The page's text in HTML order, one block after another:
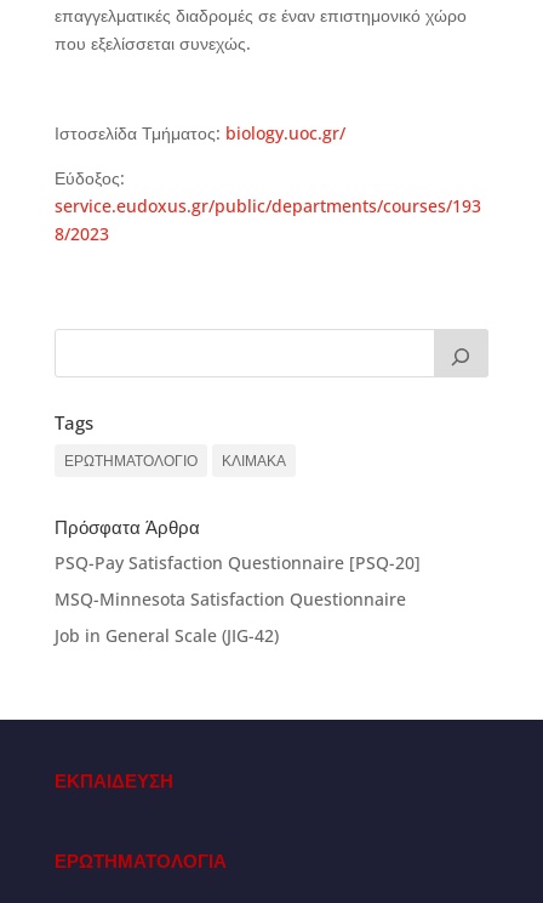
επαγγελματικές διαδρομές σε έναν επιστημονικό χώρο
που εξελίσσεται συνεχώς.
Ιστοσελίδα Τμήματος: biology.uoc.gr/
Εύδοξος:
service.eudoxus.gr/public/departments/courses/193
8/2023
Tags
ΕΡΩΤΗΜΑΤΟΛΟΓΙΟ ΚΛΙΜΑΚΑ
Πρόσφατα Άρθρα
PSQ-Pay Satisfaction Questionnaire [PSQ-20]
MSQ-Minnesota Satisfaction Questionnaire
Job in General Scale (JIG-42)
ΕΚΠΑΙΔΕΥΣΗ
ΕΡΩΤΗΜΑΤΟΛΟΓΙΑ